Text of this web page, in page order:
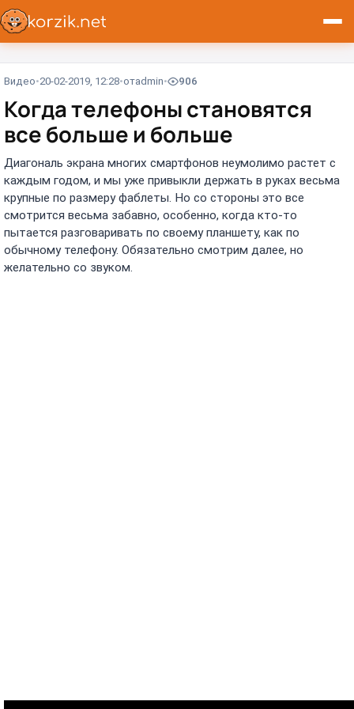
Видео 20-02-2019, 12:28 отadmin 906
Когда телефоны становятся
все больше и больше
Диагональ экрана многих смартфонов неумолимо растет с
каждым годом, и мы уже привыкли держать в руках весьма
крупные по размеру фаблеты. Но со стороны это все
смотрится весьма забавно, особенно, когда кто-то
пытается разговаривать по своему планшету, как по
обычному телефону. Обязательно смотрим далее, но
желательно со звуком.